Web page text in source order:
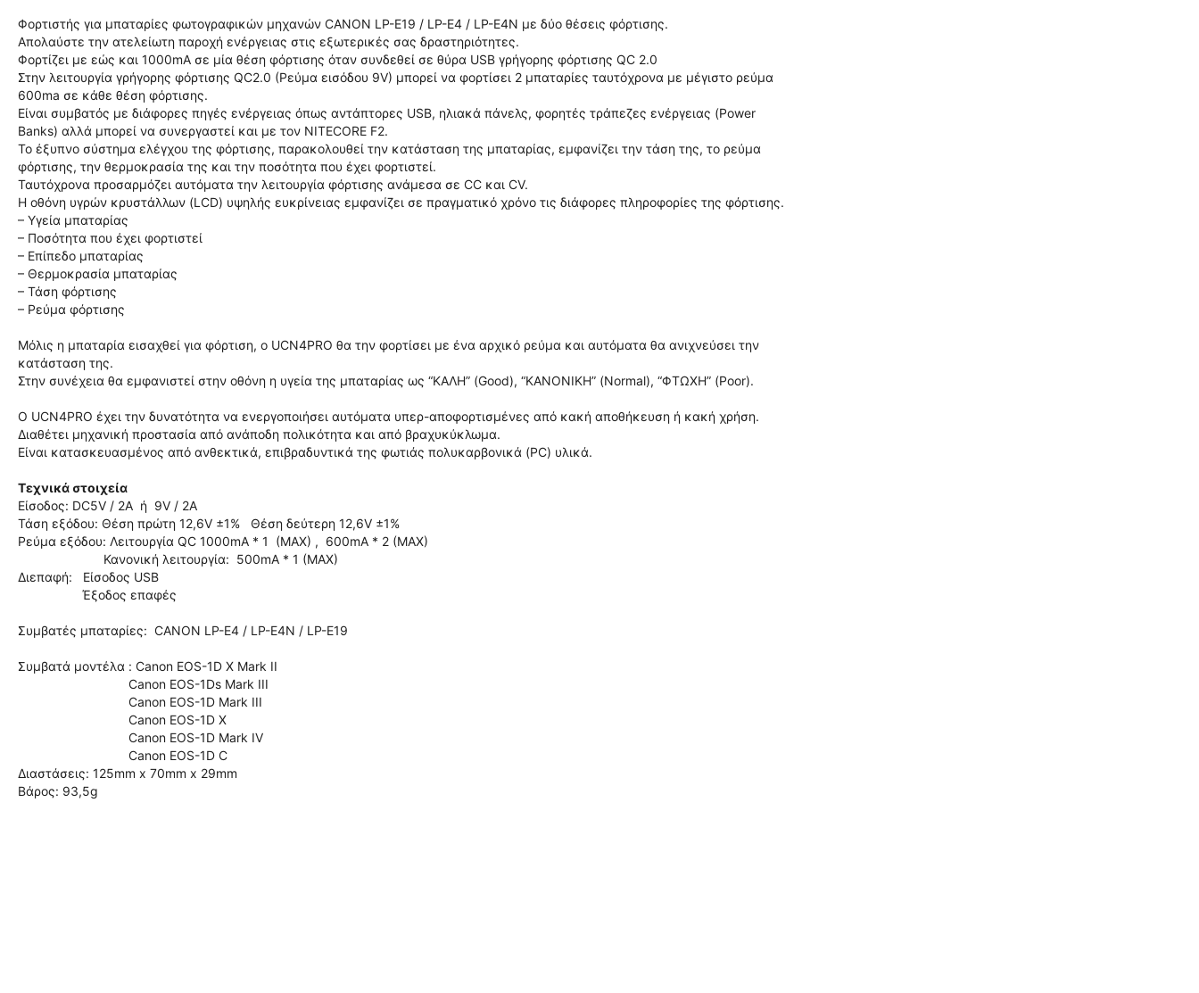
Φορτιστής για μπαταρίες φωτογραφικών μηχανών CANON LP-E19 / LP-E4 / LP-E4N με δύο θέσεις φόρτισης.
Απολαύστε την ατελείωτη παροχή ενέργειας στις εξωτερικές σας δραστηριότητες.
Φορτίζει με εώς και 1000mA σε μία θέση φόρτισης όταν συνδεθεί σε θύρα USB γρήγορης φόρτισης QC 2.0
Στην λειτουργία γρήγορης φόρτισης QC2.0 (Ρεύμα εισόδου 9V) μπορεί να φορτίσει 2 μπαταρίες ταυτόχρονα με μέγιστο ρεύμα
600ma σε κάθε θέση φόρτισης.
Είναι συμβατός με διάφορες πηγές ενέργειας όπως αντάπτορες USB, ηλιακά πάνελς, φορητές τράπεζες ενέργειας (Power
Banks) αλλά μπορεί να συνεργαστεί και με τον NITECORE F2.
Το έξυπνο σύστημα ελέγχου της φόρτισης, παρακολουθεί την κατάσταση της μπαταρίας, εμφανίζει την τάση της, το ρεύμα
φόρτισης, την θερμοκρασία της και την ποσότητα που έχει φορτιστεί.
Ταυτόχρονα προσαρμόζει αυτόματα την λειτουργία φόρτισης ανάμεσα σε CC και CV.
Η οθόνη υγρών κρυστάλλων (LCD) υψηλής ευκρίνειας εμφανίζει σε πραγματικό χρόνο τις διάφορες πληροφορίες της φόρτισης.
– Υγεία μπαταρίας
– Ποσότητα που έχει φορτιστεί
– Επίπεδο μπαταρίας
– Θερμοκρασία μπαταρίας
– Τάση φόρτισης
– Ρεύμα φόρτισης
Μόλις η μπαταρία εισαχθεί για φόρτιση, ο UCN4PRO θα την φορτίσει με ένα αρχικό ρεύμα και αυτόματα θα ανιχνεύσει την
κατάσταση της.
Στην συνέχεια θα εμφανιστεί στην οθόνη η υγεία της μπαταρίας ως “ΚΑΛΗ” (Good), “ΚΑΝΟΝΙΚΗ” (Normal), “ΦΤΩΧΗ” (Poor).
Ο UCN4PRO έχει την δυνατότητα να ενεργοποιήσει αυτόματα υπερ-αποφορτισμένες από κακή αποθήκευση ή κακή χρήση.
Διαθέτει μηχανική προστασία από ανάποδη πολικότητα και από βραχυκύκλωμα.
Είναι κατασκευασμένος από ανθεκτικά, επιβραδυντικά της φωτιάς πολυκαρβονικά (PC) υλικά.
Τεχνικά στοιχεία
Είσοδος: DC5V / 2A ή 9V / 2A
Τάση εξόδου: Θέση πρώτη 12,6V ±1% Θέση δεύτερη 12,6V ±1%
Ρεύμα εξόδου: Λειτουργία QC 1000mA * 1 (MAX) , 600mA * 2 (MAX)
Κανονική λειτουργία: 500mA * 1 (MAX)
Διεπαφή: Είσοδος USB
Έξοδος επαφές
Συμβατές μπαταρίες: CANON LP-E4 / LP-E4N / LP-E19
Συμβατά μοντέλα : Canon EOS-1D X Mark II
Canon EOS-1Ds Mark III
Canon EOS-1D Mark III
Canon EOS-1D X
Canon EOS-1D Mark IV
Canon EOS-1D C
Διαστάσεις: 125mm x 70mm x 29mm
Βάρος: 93,5g